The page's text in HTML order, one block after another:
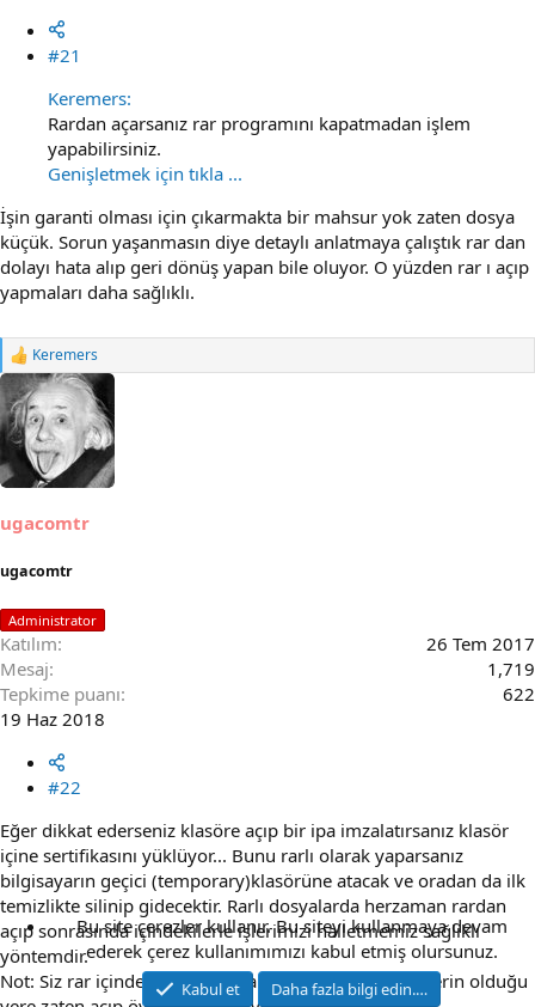
#21
Keremers:
Rardan açarsanız rar programını kapatmadan işlem
yapabilirsiniz.
Genişletmek için tıkla ...
İşin garanti olması için çıkarmakta bir mahsur yok zaten dosya
küçük. Sorun yaşanmasın diye detaylı anlatmaya çalıştık rar dan
dolayı hata alıp geri dönüş yapan bile oluyor. O yüzden rar ı açıp
yapmaları daha sağlıklı.
R
e
a
c
t
o
:
Keremers
ugacomtr
ugacomtr
Administrator
Katılım
26 Tem 2017
Mesaj
1,719
Tepkime puanı
622
19 Haz 2018
#22
Eğer dikkat ederseniz klasöre açıp bir ipa imzalatırsanız klasör
içine sertifikasını yüklüyor... Bunu rarlı olarak yaparsanız
bilgisayarın geçici (temporary)klasörüne atacak ve oradan da ilk
temizlikte silinip gidecektir. Rarlı dosyalarda herzaman rardan
açıp sonrasında içindekilerle işlerimizi halletmemiz sağlıklı
yöntemdir.
Not: Siz rar içinden işlem yapsanız da o geçici klasörlerin olduğu
Bu site çerezler kullanır. Bu siteyi kullanmaya devam
ederek çerez kullanımımızı kabul etmiş olursunuz.
Kabul et Daha fazla bilgi edin.…